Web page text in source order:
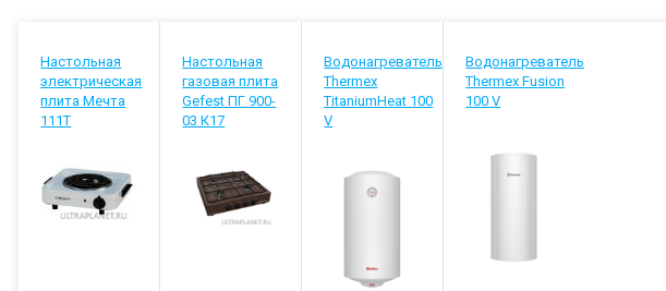
Настольная
электрическая
плита Мечта
111Т
Настольная
газовая плита
Gefest ПГ 900-
03 К17
Водонагреватель
Thermex
TitaniumHeat 100
V
Водонагреватель
Thermex Fusion
100 V